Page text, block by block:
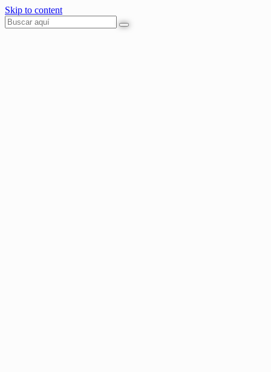
Skip to content